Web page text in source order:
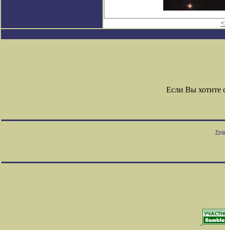
Если Вы хотите